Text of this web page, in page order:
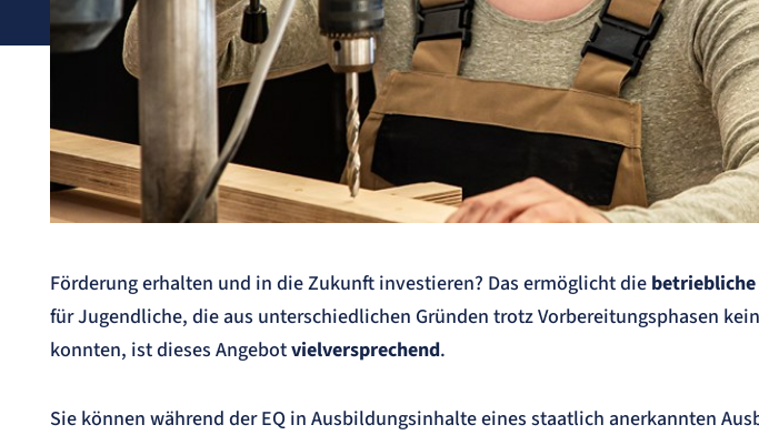
Förderung erhalten und in die Zukunft investieren? Das ermöglicht die
für Jugendliche, die aus unterschiedlichen Gründen trotz Vorbereitungsphasen
konnten, ist dieses Angebotvielversprechend.
Sie können während der EQ in Ausbildungsinhalte eines staatlich anerkannten